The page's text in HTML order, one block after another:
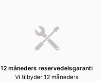
12 måneders reservedelsgaranti
Vi tilbyder 12 måneders